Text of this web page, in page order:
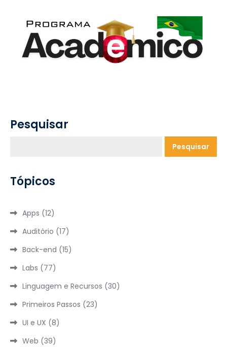
Pesquisar
Pesquisar
Tópicos
Apps (12)
Auditório (17)
Back-end (15)
Labs (77)
Linguagem e Recursos (30)
Primeiros Passos (23)
UI e UX (8)
Web (39)